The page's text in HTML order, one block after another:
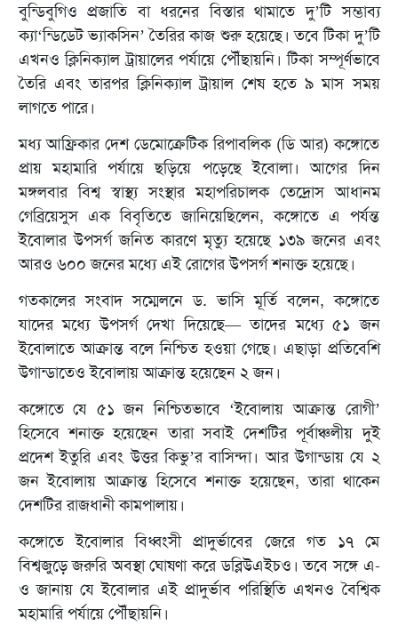
বুন্ডিবুগিও প্রজাতি বা ধরনের বিস্তার থামাতে দু’টি সম্ভাব্য
ক্যা‘ন্ডিডেট ভ্যাকসিন’ তৈরির কাজ শুরু হয়েছে। তবে টিকা দু’টি
এখনও ক্লিনিক্যাল ট্রায়ালের পর্যায়ে পৌঁছায়নি। টিকা সম্পূর্ণভাবে
তৈরি এবং তারপর ক্লিনিক্যাল ট্রায়াল শেষ হতে ৯ মাস সময়
লাগতে পারে।
মধ্য আফ্রিকার দেশ ডেমোক্রেটিক রিপাবলিক (ডি আর) কঙ্গোতে
প্রায় মহামারি পর্যায়ে ছড়িয়ে পড়েছে ইবোলা। আগের দিন
মঙ্গলবার বিশ্ব স্বাস্থ্য সংস্থার মহাপরিচালক তেদ্রোস আধানম
গেব্রিয়েসুস এক বিবৃতিতে জানিয়েছিলেন, কঙ্গোতে এ পর্যন্ত
ইবোলার উপসর্গ জনিত কারণে মৃত্যু হয়েছে ১৩৯ জনের এবং
আরও ৬০০ জনের মধ্যে এই রোগের উপসর্গ শনাক্ত হয়েছে।
গতকালের সংবাদ সম্মেলনে ড. ভাসি মূর্তি বলেন, কঙ্গোতে
যাদের মধ্যে উপসর্গ দেখা দিয়েছে— তাদের মধ্যে ৫১ জন
ইবোলাতে আক্রান্ত বলে নিশ্চিত হওয়া গেছে। এছাড়া প্রতিবেশি
উগান্ডাতেও ইবোলায় আক্রান্ত হয়েছেন ২ জন।
কঙ্গোতে যে ৫১ জন নিশ্চিতভাবে ‘ইবোলায় আক্রান্ত রোগী’
হিসেবে শনাক্ত হয়েছেন তারা সবাই দেশটির পূর্বাঞ্চলীয় দুই
প্রদেশ ইতুরি এবং উত্তর কিভু’র বাসিন্দা। আর উগান্ডায় যে ২
জন ইবোলায় আক্রান্ত হিসেবে শনাক্ত হয়েছেন, তারা থাকেন
দেশটির রাজধানী কামপালায়।
কঙ্গোতে ইবোলার বিধ্বংসী প্রাদুর্ভাবের জেরে গত ১৭ মে
বিশ্বজুড়ে জরুরি অবস্থা ঘোষণা করে ডব্লিউএইচও। তবে সঙ্গে এ-
ও জানায় যে ইবোলার এই প্রাদুর্ভাব পরিস্থিতি এখনও বৈশ্বিক
মহামারি পর্যায়ে পৌঁছায়নি।